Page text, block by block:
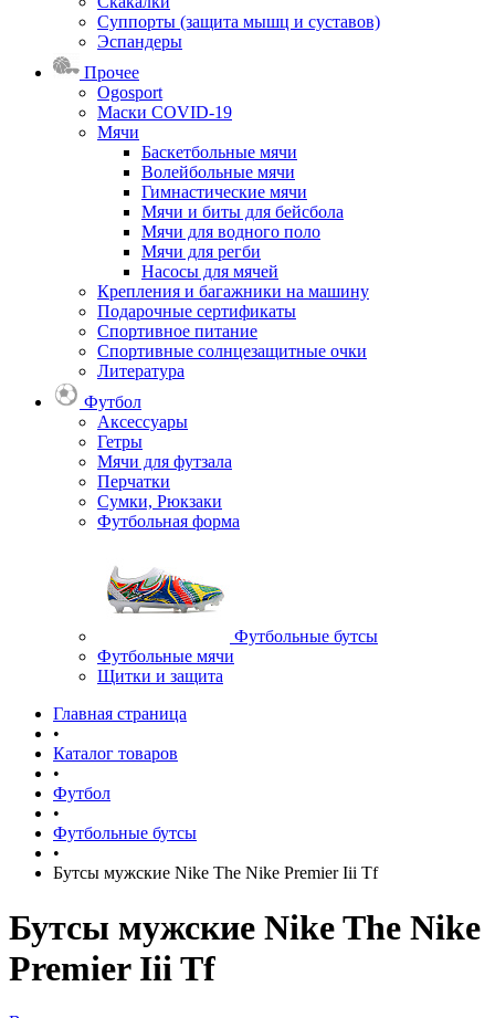
Суппорты (защита мышц и суставов)
Эспандеры
Прочее
Ogosport
Маски COVID-19
Мячи
Баскетбольные мячи
Волейбольные мячи
Гимнастические мячи
Мячи и биты для бейсбола
Мячи для водного поло
Мячи для регби
Насосы для мячей
Крепления и багажники на машину
Подарочные сертификаты
Спортивное питание
Спортивные солнцезащитные очки
Литература
Футбол
Аксессуары
Гетры
Мячи для футзала
Перчатки
Сумки, Рюкзаки
Футбольная форма
Футбольные бутсы
Футбольные мячи
Щитки и защита
Главная страница
•
Каталог товаров
•
Футбол
•
Футбольные бутсы
•
Бутсы мужские Nike The Nike Premier Iii Tf
Бутсы мужские Nike The Nike
Premier Iii Tf